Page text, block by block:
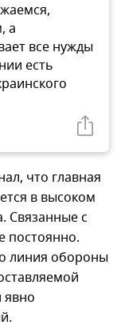
а
все нужды
есть
что главная
в высоком
Связанные с
постоянно.
линия обороны
явно